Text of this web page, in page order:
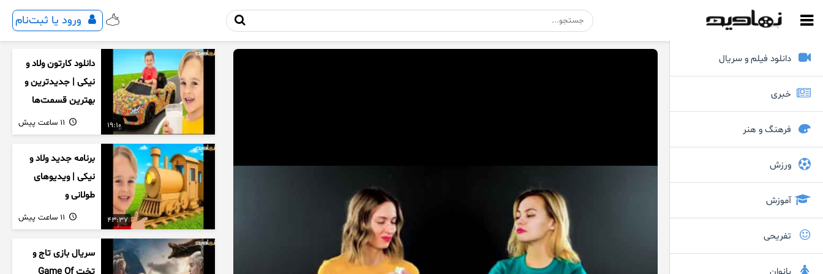
ورود یا ثبت‌نام
دانلود فیلم و سریال
خبری
فرهنگ و هنر
ورزش
آموزش
تفریحی
19:10
دانلود کارتون ولاد و
نیکی | جدیدترین و
بهترین قسمت‌ها
43:37
برنامه جدید ولاد و
نیکی | ویدیوهای
طولانی و
سرگرم‌کننده کودکان
سریال بازی تاج و